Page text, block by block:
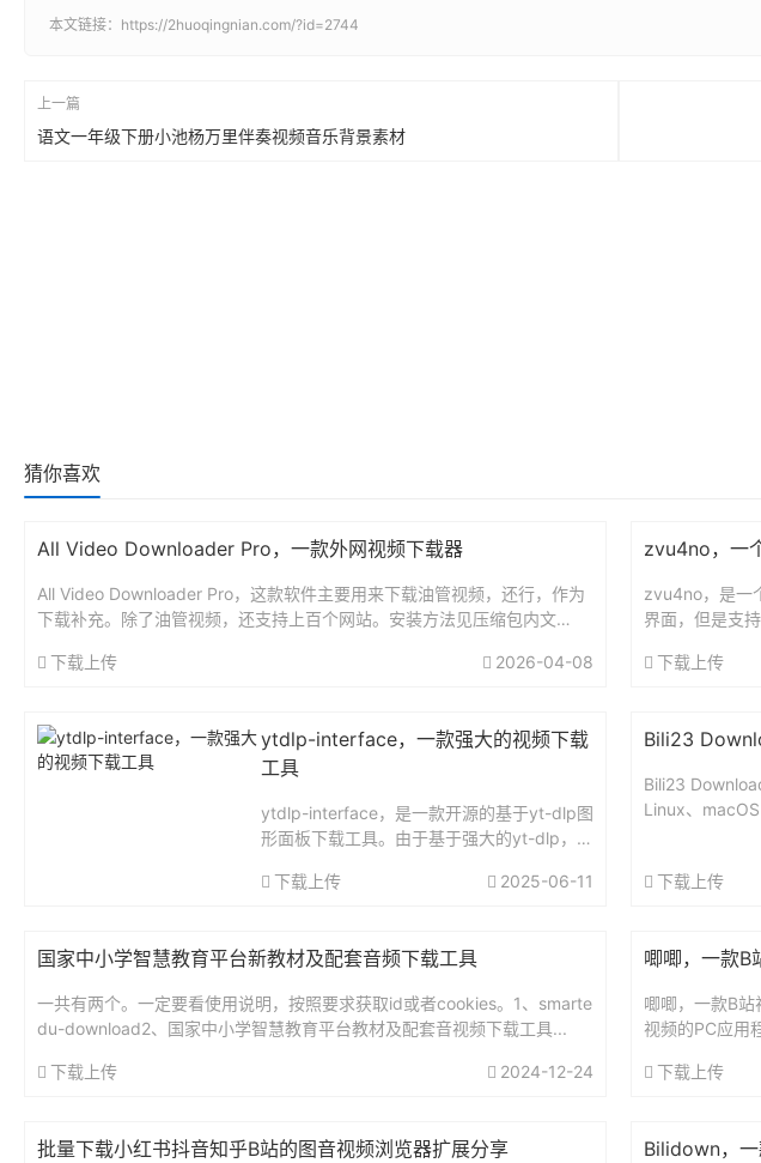
本文链接： https://2huoqingnian.com/?id=2744
上一篇
语文一年级下册小池杨万里伴奏视频音乐背景素材
猜你喜欢
All Video Downloader Pro，一款外网视频下载器
All Video Downloader Pro，这款软件主要用来下载油管视频，还行，作为
下载补充。除了油管视频，还支持上百个网站。安装方法见压缩包内文
下载上传
2026-04-08
zvu4no，一
zvu4no，是一
界面，但是支
下载上传
ytdlp-interface，一款强大的视频下载
工具
ytdlp-interface，是一款开源的基于yt-dlp图
形面板下载工具。由于基于强大的yt-dlp，因
的YouTube视频。这款软件支持更新yt-dlp和
下载上传 2025-06-11
Bili23
Bili23
Linux、
下载上传
国家中小学智慧教育平台新教材及配套音频下载工具
一共有两个。一定要看使用说明，按照要求获取id或者cookies。1、smarte
du-download2、国家中小学智慧教育平台教材及配套音视频下载工具...
下载上传 2024-12-24
唧唧，一款B
唧唧，一款B
视频的PC应用
下载上传
批量下载小红书抖音知乎B站的图音视频浏览器扩展分享 Bilidown，